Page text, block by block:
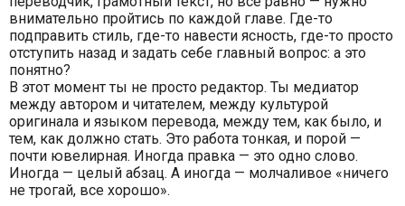
внимательно пройтись по каждой главе. Где-то
подправить стиль, где-то навести ясность, где-то просто
отступить назад и задать себе главный вопрос: а это
понятно?
В этот момент ты не просто редактор. Ты медиатор
между автором и читателем, между культурой
оригинала и языком перевода, между тем, как было, и
тем, как должно стать. Это работа тонкая, и порой —
почти ювелирная. Иногда правка — это одно слово.
Иногда — целый абзац. А иногда — молчаливое «ничего
не трогай, все хорошо».